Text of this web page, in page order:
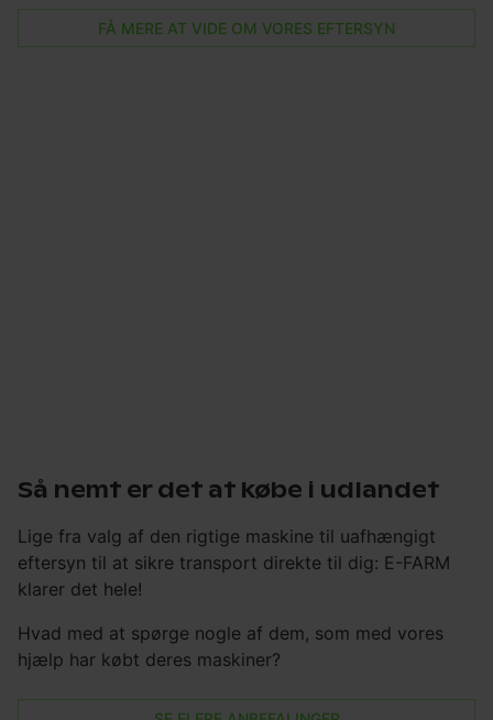
FÅ MERE AT VIDE OM VORES EFTERSYN
Så nemt er det at købe i udlandet
Lige fra valg af den rigtige maskine til uafhængigt
eftersyn til at sikre transport direkte til dig: E-FARM
klarer det hele!
Hvad med at spørge nogle af dem, som med vores
hjælp har købt deres maskiner?